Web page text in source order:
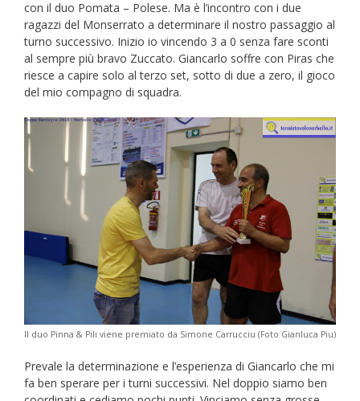
con il duo Pomata – Polese. Ma è l’incontro con i due
ragazzi del Monserrato a determinare il nostro passaggio al
turno successivo. Inizio io vincendo 3 a 0 senza fare sconti
al sempre più bravo Zuccato. Giancarlo soffre con Piras che
riesce a capire solo al terzo set, sotto di due a zero, il gioco
del mio compagno di squadra.
Il duo Pinna & Pili viene premiato da Simone Carrucciu (Foto Gianluca Piu)
Prevale la determinazione e l’esperienza di Giancarlo che mi
fa ben sperare per i turni successivi. Nel doppio siamo ben